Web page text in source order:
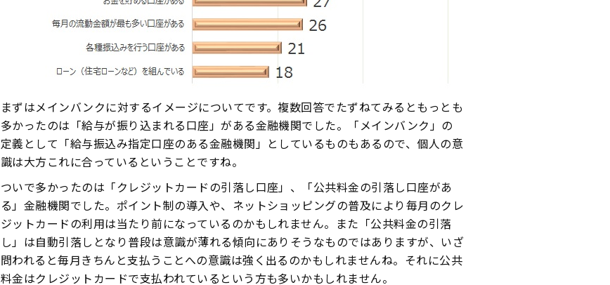
まずはメインバンクに対するイメージについてです。複数回答でたずねてみるともっとも
多かったのは「給与が振り込まれる口座」がある金融機関でした。「メインバンク」の
定義として「給与振込み指定口座のある金融機関」としているものもあるので、個人の意
識は大方これに合っているということですね。
ついで多かったのは「クレジットカードの引落し口座」、「公共料金の引落し口座があ
る」金融機関でした。ポイント制の導入や、ネットショッピングの普及により毎月のクレ
ジットカードの利用は当たり前になっているのかもしれません。また「公共料金の引落
し」は自動引落しとなり普段は意識が薄れる傾向にありそうなものではありますが、いざ
問われると毎月きちんと支払うことへの意識は強く出るのかもしれませんね。それに公共
料金はクレジットカードで支払われているという方も多いかもしれません。